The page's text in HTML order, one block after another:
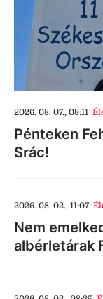
2026. 08. 07., 08:11
Pénteken
Srác!
2026. 08. 02., 11:07
Nem
albérletárak